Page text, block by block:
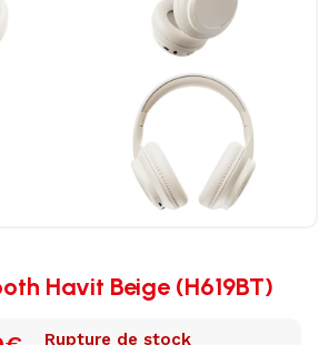
Havit Beige (H619BT)
Rupture de stock